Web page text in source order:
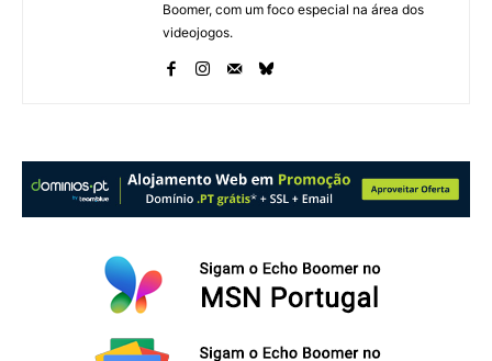
Boomer, com um foco especial na área dos
videojogos.